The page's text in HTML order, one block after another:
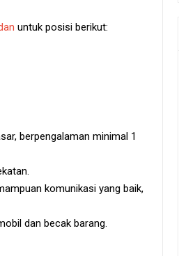
untuk posisi berikut:
berpengalaman minimal 1
komunikasi yang baik,
dan becak barang.